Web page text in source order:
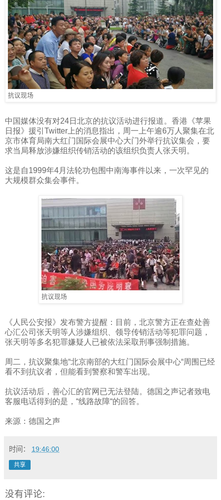
抗议现场
中国媒体没有对24日北京的抗议活动进行报道。香港《苹果
日报》援引 Twitter 上的消息指出，周一上午逾6万人聚集在北
京市体育局南大红门国际会展中心大门外举行抗议集会，要
求当局释放涉嫌组织传销活动的该组织负责人张天明。
这是自1999年4月法轮功包围中南海事件以来，一次罕见的
大规模群众集会事件。
抗议现场
《人民公安报》发布警方提醒：目前，北京警方正在查处善
心汇公司张天明等人涉嫌组织、领导传销活动等犯罪问题，
张天明等多名犯罪嫌疑人已被依法采取刑事强制措施。
周二，抗议聚集地“北京南部的大红门国际会展中心“周围已经
看不到抗议者，但能看到警察和警车出现。
抗议活动后，善心汇的官网已无法登陆。德国之声记者致电
客服电话得到的是，“线路故障“的回答。
来源：德国之声
时间： 19:46:00
共享
没有评论: